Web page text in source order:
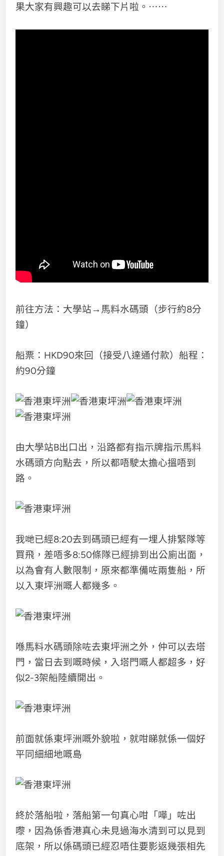
果大家有興趣可以去睇下片啦。⋯⋯
前往方法：大學站→馬料水碼頭（步行約8分
鐘）
船票：HKD90來回（接受八達通付款）船程：
約90分鐘
由大學站B出口出，沿路都有指示牌指示馬料
水碼頭方向點去，所以都唔駛太擔心搵唔到
路。
我哋已經8:20去到碼頭已經有一埋人排緊隊等
買飛，差唔多8:50條隊已經排到出公廁出面，
以為會有人數限制，原來都準備咗兩隻船，所
以入東坪洲嘅人都幾多。
喺馬料水碼頭除咗去東坪洲之外，仲可以去塔
門，當日去到嘅時候，入塔門嘅人都超多，好
似2-3架船陸續開出。
前面就係東坪洲嘅外貌啦，就咁睇就係一個好
平同細細地嘅島
終於落船啦，落船第一句真心咁「嘩」咗出
嚟，因為係香港真心未見過海水清到可以見到
底架，所以係碼頭已經忍唔住要影返幾張相先